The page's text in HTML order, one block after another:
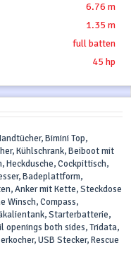
6.76 m
1.35 m
full batten
45 hp
Bimini Top,
Kühlschrank, Beiboot mit
Heckdusche, Cockpittisch,
Badeplattform,
Anker mit Kette, Steckdose
Winsch, Compass,
Starterbatterie,
openings both sides, Tridata,
USB Stecker, Rescue